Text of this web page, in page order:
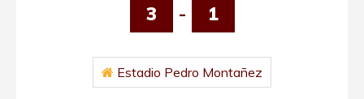
3 - 1
Estadio Pedro Montañez